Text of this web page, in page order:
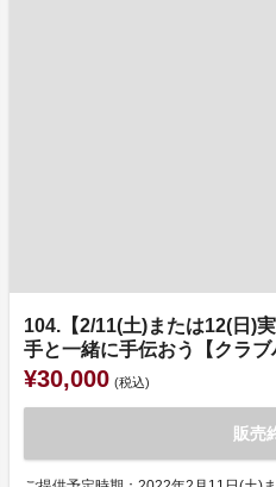
104.【2/11(土)または12(日)
手と一緒に手伝おう【クラブ
¥30,000 (税込)
販売